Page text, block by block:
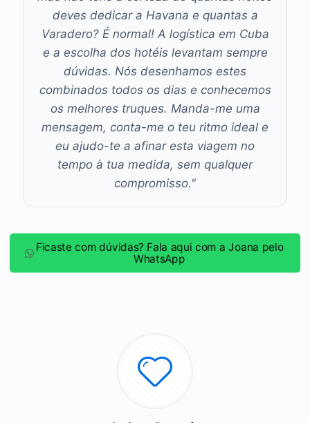
deves dedicar a Havana e quantas a
Varadero? É normal! A logística em Cuba
e a escolha dos hotéis levantam sempre
dúvidas. Nós desenhamos estes
combinados todos os dias e conhecemos
os melhores truques. Manda-me uma
mensagem, conta-me o teu ritmo ideal e
eu ajudo-te a afinar esta viagem no
tempo à tua medida, sem qualquer
compromisso."
Ficaste com dúvidas? Fala aqui com a Joana pelo
WhatsApp